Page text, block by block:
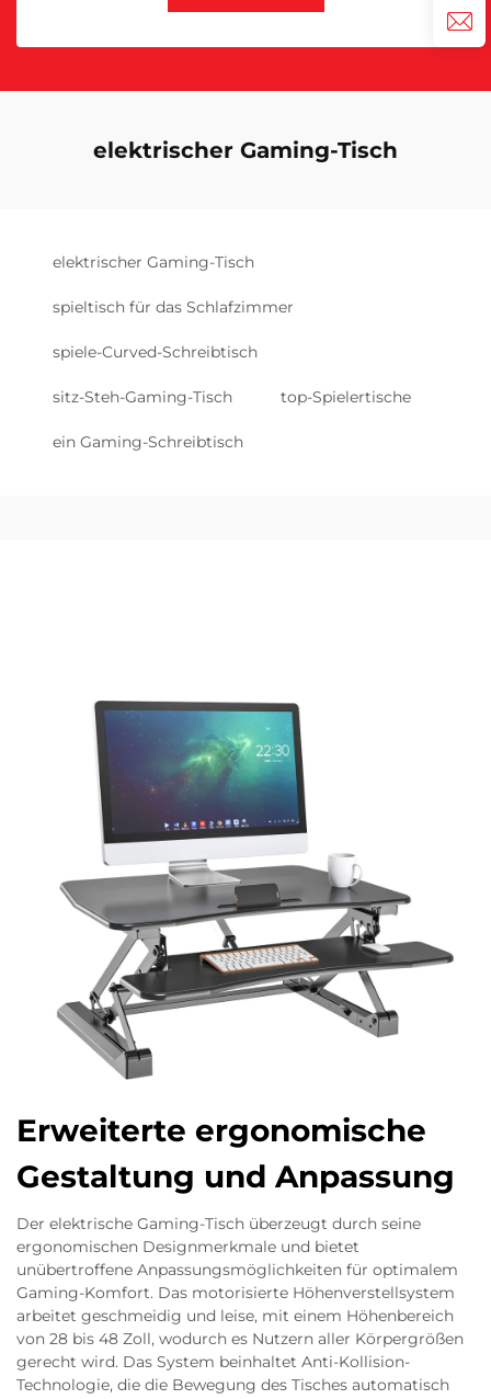
elektrischer Gaming-Tisch
elektrischer Gaming-Tisch
spieltisch für das Schlafzimmer
spiele-Curved-Schreibtisch
sitz-Steh-Gaming-Tisch top-Spielertische
ein Gaming-Schreibtisch
Erweiterte ergonomische
Gestaltung und Anpassung
Der elektrische Gaming-Tisch überzeugt durch seine
ergonomischen Designmerkmale und bietet
unübertroffene Anpassungsmöglichkeiten für optimalem
Gaming-Komfort. Das motorisierte Höhenverstellsystem
arbeitet geschmeidig und leise, mit einem Höhenbereich
von 28 bis 48 Zoll, wodurch es Nutzern aller Körpergrößen
gerecht wird. Das System beinhaltet Anti-Kollision-
Technologie, die die Bewegung des Tisches automatisch